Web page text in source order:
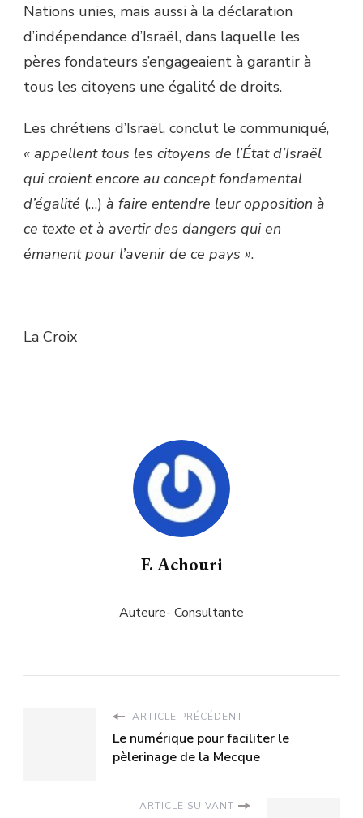
Nations unies, mais aussi à la déclaration
d’indépendance d’Israël, dans laquelle les
pères fondateurs s’engageaient à garantir à
tous les citoyens une égalité de droits.
Les chrétiens d’Israël, conclut le communiqué,
« appellent tous les citoyens de l’État d’Israël
qui croient encore au concept fondamental
d’égalité (…) à faire entendre leur opposition à
ce texte et à avertir des dangers qui en
émanent pour l’avenir de ce pays ».
La Croix
F. Achouri
Auteure- Consultante
ARTICLE PRÉCÉDENT
Le numérique pour faciliter le
pèlerinage de la Mecque
ARTICLE SUIVANT